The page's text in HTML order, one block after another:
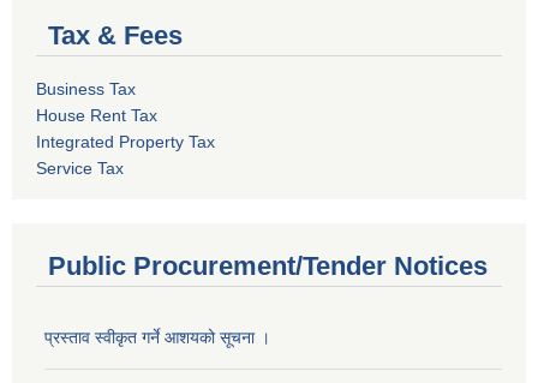
Tax & Fees
Business Tax
House Rent Tax
Integrated Property Tax
Service Tax
Public Procurement/Tender Notices
प्रस्ताव स्वीकृत गर्ने आशयको सूचना ।